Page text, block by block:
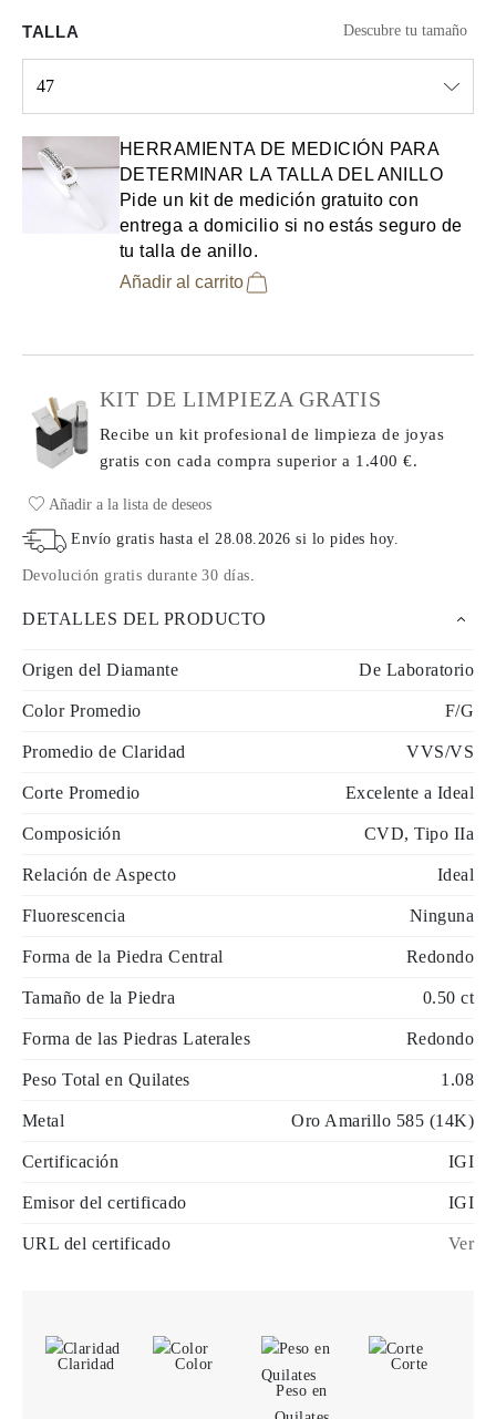
TALLA Descubre tu tamaño
47
HERRAMIENTA DE MEDICIÓN PARA
DETERMINAR LA TALLA DEL ANILLO
Pide un kit de medición gratuito con
entrega a domicilio si no estás seguro de
tu talla de anillo.
Añadir al carrito
KIT DE LIMPIEZA GRATIS
Recibe un kit profesional de limpieza de joyas
gratis con cada comprasuperior a 1.400 €.
Añadir a la lista de deseos
Envío gratis hasta el 28.08.2026 si lo pides hoy.
Devolución gratis durante 30 días
DETALLES DEL PRODUCTO
Origen del Diamante De Laboratorio
Color Promedio F/G
Promedio de Claridad VVS/VS
Corte Promedio Excelente a Ideal
Composición CVD, Tipo IIa
Relación de Aspecto Ideal
Fluorescencia Ninguna
Forma de la Piedra Central Redondo
Tamaño de la Piedra 0.50 ct
Forma de las Piedras Laterales Redondo
Peso Total en Quilates 1.08
Metal Oro Amarillo 585 (14K)
Certificación IGI
Emisor del certificado IGI
URL del certificado Ver
Claridad
Color
Peso en
Corte